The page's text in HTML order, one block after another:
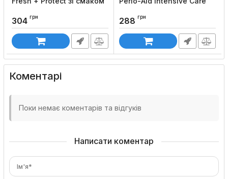
Код товару:
304 грн 288 грн
Коментарі
Поки немає коментарів та відгуків
Написати коментар
Ім'я*